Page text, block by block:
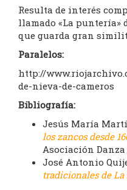
Resulta de interés
llamado «La puntería»
que guarda gran
Paralelos:
http://
de-nieva-de-cameros
Bibliografía:
Jesús María
los zancos desde
Asociación Danza
José Antonio
tradicionales de La